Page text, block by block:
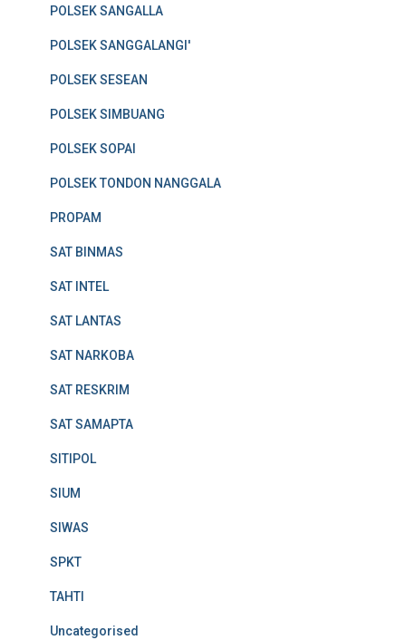
POLSEK SANGALLA
POLSEK SANGGALANGI'
POLSEK SESEAN
POLSEK SIMBUANG
POLSEK SOPAI
POLSEK TONDON NANGGALA
PROPAM
SAT BINMAS
SAT INTEL
SAT LANTAS
SAT NARKOBA
SAT RESKRIM
SAT SAMAPTA
SITIPOL
SIUM
SIWAS
SPKT
TAHTI
Uncategorised